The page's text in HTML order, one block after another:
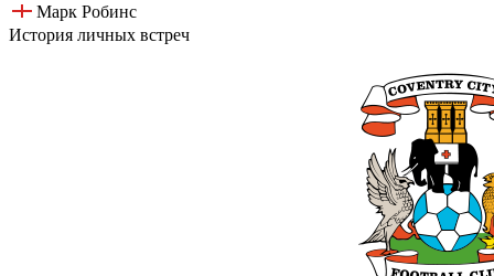
Марк Робинс
История личных встреч